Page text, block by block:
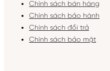
Chính sách bán hàng
Chính sách bảo hành
Chính sách đổi trả
Chính sách bảo mật